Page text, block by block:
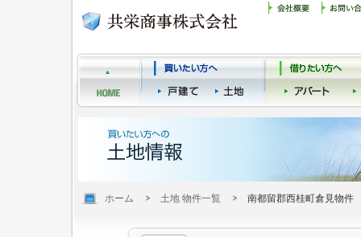
ホーム 土地 物件一覧 南都留郡西桂町倉見物件